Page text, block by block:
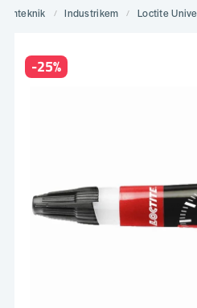
Industrikem Loctite
-25%